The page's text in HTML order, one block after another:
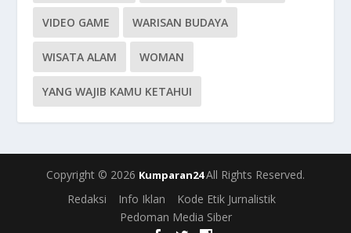
VIDEO GAME WARISAN BUDAYA
WISATA ALAM WOMAN
YANG WAJIB KAMU KETAHUI
Copyright © 2026 Kumparan24All Rights Reserved.
Redaksi
Info Iklan
Kode Etik Jurnalistik
Pedoman Media Siber